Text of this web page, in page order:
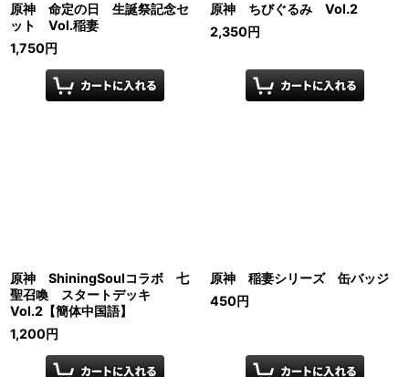
原神 命定の日 生誕祭記念セ
ット Vol.稲妻
1,750円
原神 ちびぐるみ Vol.2
2,350円
原神 ShiningSoulコラボ 七
聖召喚 スタートデッキ
Vol.2【簡体中国語】
1,200円
原神 稲妻シリーズ 缶バッジ
450円